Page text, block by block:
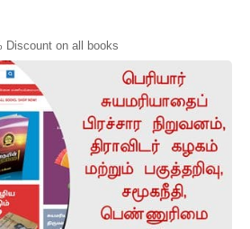
Discount on all books